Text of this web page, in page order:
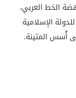
الخط العربي،
الإسلامية
أُسس المتينة.